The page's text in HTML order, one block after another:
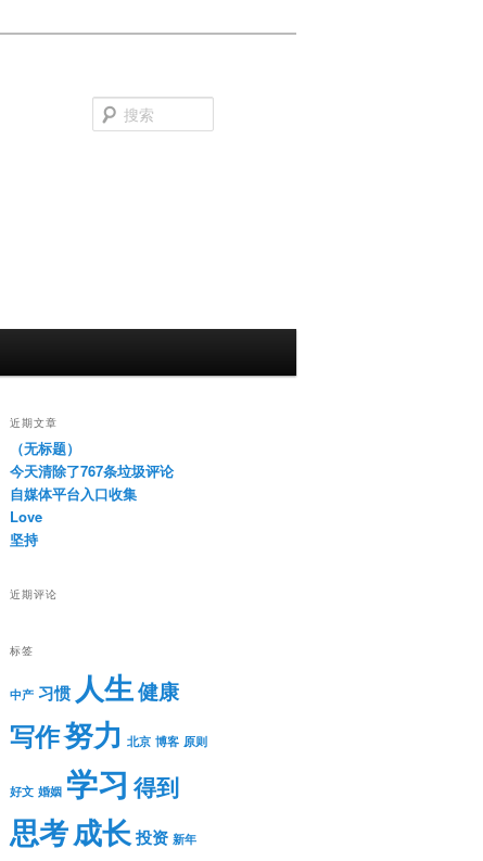
近期文章
（无标题）
今天清除了767条垃圾评论
自媒体平台入口收集
Love
坚持
近期评论
标签
中产 习惯 人生健康
写作努力 北京 博客 原则
好文 婚姻 学习 得到
思考成长投资 新年